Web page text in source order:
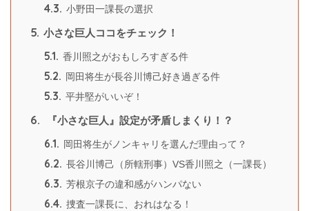
4.3. 小野田一課長の選択
5. 小さな巨人ココをチェック！
5.1. 香川照之がおもしろすぎる件
5.2. 岡田将生が長谷川博己好き過ぎる件
5.3. 平井堅がいいぞ！
6. 『小さな巨人』設定が矛盾しまくり！？
6.1. 岡田将生がノンキャリを選んだ理由って？
6.2. 長谷川博己（所轄刑事）VS香川照之（一課長）
6.3. 芳根京子の違和感がハンパない
6.4. 捜査一課長に、おれはなる！